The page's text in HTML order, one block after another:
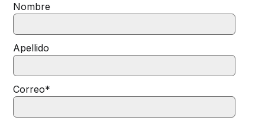
Nombre
Apellido
Correo*